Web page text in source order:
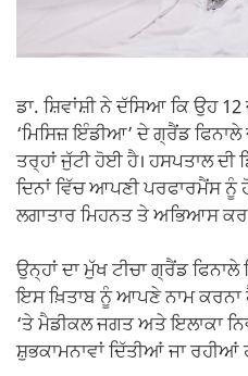
ਡਾ. ਸ਼ਿਵਾਂਸ਼ੀ ਨੇ ਦੱਸਿਆ ਕਿ ਉਹ
‘ਮਿਸਿਜ਼ ਇੰਡੀਆ’ ਦੇ ਗ੍ਰੈਂਡ
ਤਰ੍ਹਾਂ ਜੁੱਟੀ ਹੋਈ ਹੈ। ਹਸਪਤਾਲ ਦੀ
ਦਿਨਾਂ ਵਿੱਚ ਆਪਣੀ ਪਰਫਾਰਮੈਂਸ
ਲਗਾਤਾਰ ਮਿਹਨਤ ਤੇ ਅਭਿਆਸ ਕਰ
ਉਨ੍ਹਾਂ ਦਾ ਮੁੱਖ ਟੀਚਾ ਗ੍ਰੈਂਡ
ਇਸ ਖ਼ਿਤਾਬ ਨੂੰ ਆਪਣੇ ਨਾਮ ਕਰਨਾ
‘ਤੇ ਮੈਡੀਕਲ ਜਗਤ ਅਤੇ ਇਲਾਕਾ
ਸ਼ੁਭਕਾਮਨਾਵਾਂ ਦਿੱਤੀਆਂ ਜਾ ਰਹੀਆਂ